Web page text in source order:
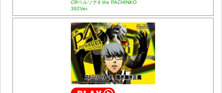
CRペルソナ4 the PACHINKO
392Ver.